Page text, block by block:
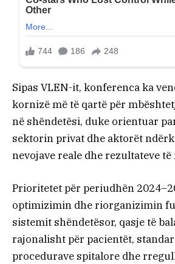
Sipas VLEN-it, konferenca ka
kornizë më të qartë për
në shëndetësi, duke orientuar
sektorin privat dhe aktorët
nevojave reale dhe rezultateve të
Prioritetet për periudhën
optimizimin dhe riorganizimin
sistemit shëndetësor, qasje të
rajonalisht për pacientët,
procedurave spitalore dhe